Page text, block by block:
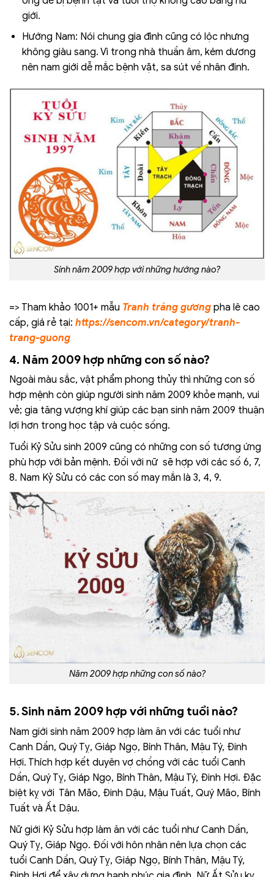
giới.
Hướng Nam: Nói chung gia đình cũng có lộc nhưng
không giàu sang. Vì trong nhà thuần âm, kém dương
nên nam giới dễ mắc bệnh vặt, sa sút về nhân đinh.
Sinh năm 2009 hợp với những hướng nào?
=> Tham khảo 1001+ mẫu Tranh tráng gương pha lê cao
cấp, giá rẻ tại: https://sencom.vn/category/tranh-
trang-guong
4. Năm 2009 hợp những con số nào?
Ngoài màu sắc, vật phẩm phong thủy thì những con số
hợp mệnh còn giúp người sinh năm 2009 khỏe mạnh, vui
vẻ; gia tăng vượng khí giúp các bạn sinh năm 2009 thuận
lợi hơn trong học tập và cuộc sống.
Tuổi Kỷ Sửu sinh 2009 cũng có những con số tương ứng
phù hợp với bản mệnh. Đối với nữ sẽ hợp với các số 6, 7,
8. Nam Kỷ Sửu có các con số may mắn là 3, 4, 9.
Năm 2009 hợp những con số nào?
5. Sinh năm 2009 hợp với những tuổi nào?
Nam giới sinh năm 2009 hợp làm ăn với các tuổi như
Canh Dần, Quý Tỵ, Giáp Ngọ, Bính Thân, Mậu Tý, Đinh
Hợi. Thích hợp kết duyên vợ chồng với các tuổi Canh
Dần, Quý Tỵ, Giáp Ngọ, Bính Thân, Mậu Tý, Đinh Hợi. Đặc
biệt kỵ với Tân Mão, Đinh Dậu, Mậu Tuất, Quý Mão, Bính
Tuất và Ất Dậu.
Nữ giới Kỷ Sửu hợp làm ăn với các tuổi như Canh Dần,
Quý Tỵ, Giáp Ngọ. Đối với hôn nhân nên lựa chọn các
tuổi Canh Dần, Quý Tỵ, Giáp Ngọ, Bính Thân, Mậu Tý,